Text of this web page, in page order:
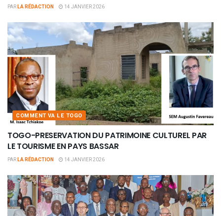
PARLA RÉDACTION 14 JANVIER 2026
COMMENT VA LE TOGO
TOGO-PRESERVATION DU PATRIMOINE CULTUREL PAR
LE TOURISME EN PAYS BASSAR
PARLA RÉDACTION 14 JANVIER 2026